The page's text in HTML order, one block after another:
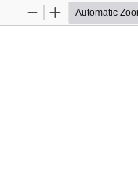
Zoom
Zoom